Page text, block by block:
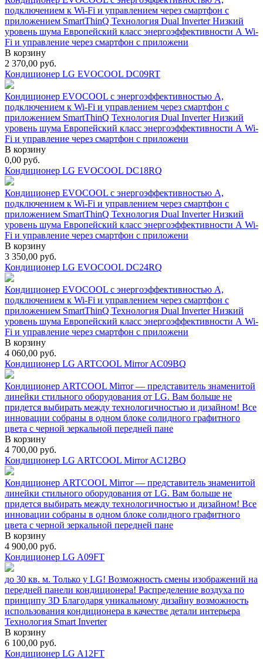
подключением к Wi-Fi и управлением через смартфон с
приложением SmartThinQ Технология Dual Inverter Низкий
уровень шума Европейский класс энергоэффективности А Wi-
Fi и управление через смартфон с приложени
В корзину
2 370,00 руб.
Кондиционер LG EVOCOOL DC09RT
Кондиционер EVOCOOL с энергоэффективностью А,
подключением к Wi-Fi и управлением через смартфон с
приложением SmartThinQ Технология Dual Inverter Низкий
уровень шума Европейский класс энергоэффективности А Wi-
Fi и управление через смартфон с приложени
В корзину
0,00 руб.
Кондиционер LG EVOCOOL DC18RQ
Кондиционер EVOCOOL с энергоэффективностью А,
подключением к Wi-Fi и управлением через смартфон с
приложением SmartThinQ Технология Dual Inverter Низкий
уровень шума Европейский класс энергоэффективности А Wi-
Fi и управление через смартфон с приложени
В корзину
3 350,00 руб.
Кондиционер LG EVOCOOL DC24RQ
Кондиционер EVOCOOL с энергоэффективностью А,
подключением к Wi-Fi и управлением через смартфон с
приложением SmartThinQ Технология Dual Inverter Низкий
уровень шума Европейский класс энергоэффективности А Wi-
Fi и управление через смартфон с приложени
В корзину
4 060,00 руб.
Кондиционер LG ARTCOOL Mirror AC09BQ
Кондиционер ARTCOOL Mirror — представитель знаменитой
линейки стильного оборудования от LG. Вам больше не
придется выбирать между технологичностью и дизайном! Все
инновации собраны в одном блоке солидного графитного
цвета с черной зеркальной передней пане
В корзину
4 700,00 руб.
Кондиционер LG ARTCOOL Mirror AC12BQ
Кондиционер ARTCOOL Mirror — представитель знаменитой
линейки стильного оборудования от LG. Вам больше не
придется выбирать между технологичностью и дизайном! Все
инновации собраны в одном блоке солидного графитного
цвета с черной зеркальной передней пане
В корзину
4 900,00 руб.
Кондиционер LG A09FT
до 30 кв. м. Только у LG! Возможность смены изображений на
передней панели кондиционера! Распределение воздуха по
принципу 3D Благодаря уникальному дизайну возможность
использования кондиционера в качестве детали интерьера
Технология Smart Inverter
В корзину
6 100,00 руб.
Кондиционер LG A12FT